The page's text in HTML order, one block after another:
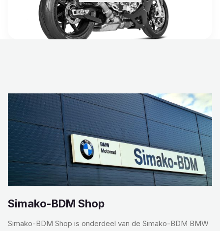
Simako-BDM Shop
Simako-BDM Shop is onderdeel van de Simako-BDM BMW